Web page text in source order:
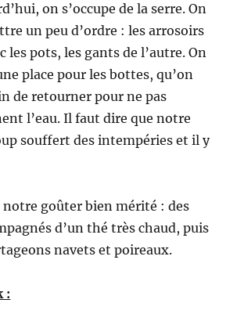
on s’occupe de la serre. On
un peu d’ordre : les arrosoirs
les pots, les gants de l’autre. On
place pour les bottes, qu’on
de retourner pour ne pas
l’eau. Il faut dire que notre
souffert des intempéries et il y
notre goûter bien mérité : des
d’un thé très chaud, puis
navets et poireaux.
: